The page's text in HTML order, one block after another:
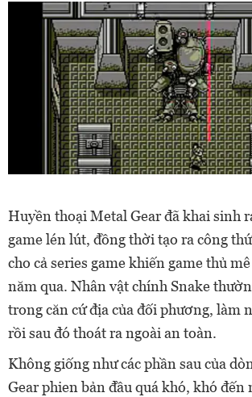
Huyền thoại Metal Gear đã khai sinh
game lén lút, đồng thời tạo ra công
cho cả series game khiến game thủ
năm qua. Nhân vật chính Snake
trong căn cứ địa của đối phương, làm
rồi sau đó thoát ra ngoài an toàn.
Không giống như các phần sau của
Gear phien bản đầu quá khó, khó đến